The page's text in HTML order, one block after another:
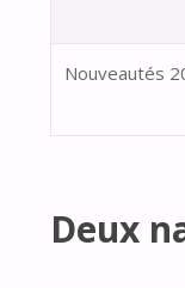
Nouveautés
Deux